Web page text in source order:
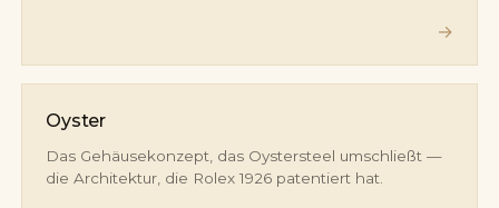
→
Oyster
Das Gehäusekonzept, das Oystersteel umschließt —
die Architektur, die Rolex 1926 patentiert hat.